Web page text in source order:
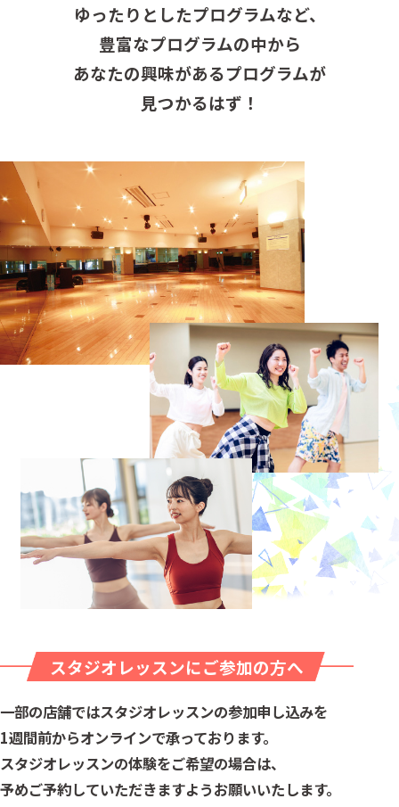
ゆったりとしたプログラムなど、
豊富なプログラムの中から
あなたの興味があるプログラムが
見つかるはず！
スタジオレッスンにご参加の方へ
一部の店舗ではスタジオレッスンの参加申し込みを
1週間前からオンラインで承っております。
スタジオレッスンの体験をご希望の場合は、
予めご予約していただきますようお願いいたします。